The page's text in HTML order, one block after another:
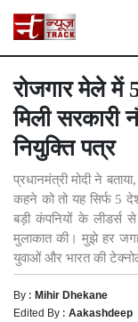
रोजगार मेले
मिली सरकारी
नियुक्ति पत्र
प्रधानमंत्री मोदी ने
कहने को तो यह सिर्फ 5
बड़ी कंपनियों के लीडर्स
मुलाकात की। मुझे हर
युवाओं और भारत की
By :Mihir Dhekane
Edited By :Aakashdeep